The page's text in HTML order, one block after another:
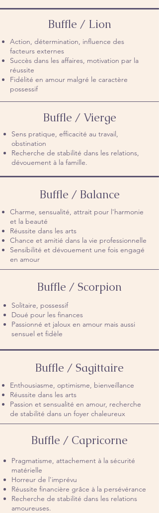
Buffle / Lion
Action, détermination, influence des
facteurs externes
Succès dans les affaires, motivation par la
réussite
Fidélité en amour malgré le caractère
possessif
Buffle / Vierge
Sens pratique, efficacité au travail,
obstination
Recherche de stabilité dans les relations,
dévouement à la famille.
Buffle / Balance
Charme, sensualité, attrait pour l'harmonie
et la beauté
Réussite dans les arts
Chance et amitié dans la vie professionnelle
Sensibilité et dévouement une fois engagé
en amour
Buffle / Scorpion
Solitaire, possessif
Doué pour les finances
Passionné et jaloux en amour mais aussi
sensuel et fidèle
Buffle / Sagittaire
Enthousiasme, optimisme, bienveillance
Réussite dans les arts
Passion et sensualité en amour, recherche
de stabilité dans un foyer chaleureux
Buffle / Capricorne
Pragmatisme, attachement à la sécurité
matérielle
Horreur de l'imprévu
Réussite financière grâce à la persévérance
Recherche de stabilité dans les relations
amoureuses.